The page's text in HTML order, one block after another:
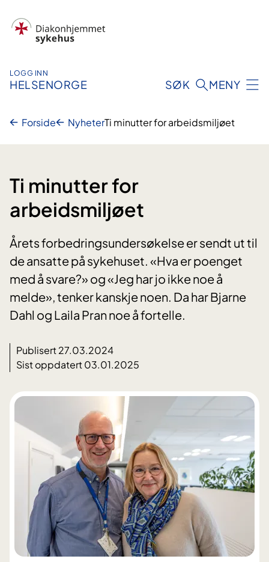
innhold
LOGG INN
HELSENORGE SØK MENY
Forside NyheterTi minutter for arbeidsmiljøet
Ti minutter for
arbeidsmiljøet
Årets forbedringsundersøkelse er sendt ut til
de ansatte på sykehuset. «Hva er poenget
med å svare?» og «Jeg har jo ikke noe å
melde», tenker kanskje noen. Da har Bjarne
Dahl og Laila Pran noe å fortelle.
Publisert 27.03.2024
Sist oppdatert 03.01.2025